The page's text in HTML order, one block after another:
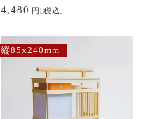
ン
4,480 円 [税込]
縦85x240mm